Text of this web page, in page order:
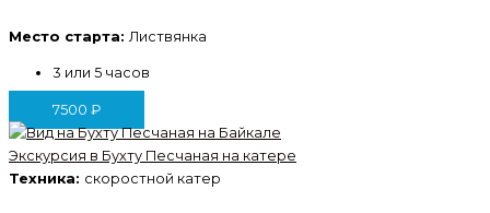
Место старта: Листвянка
3 или 5 часов
7500 ₽
Экскурсия в Бухту Песчаная на катере
Техника: скоростной катер